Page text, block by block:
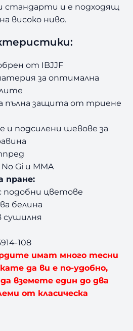
стандарти и е подходящ
високо ниво.
от IBJJF
за оптимална
пълна защита от триене
и подсилени шевове за
Gi и MMA
пране:
подобни цветове
белина
сушилня
108
имат много тесни
да ви е по-удобно,
вземете един до два
от класическа